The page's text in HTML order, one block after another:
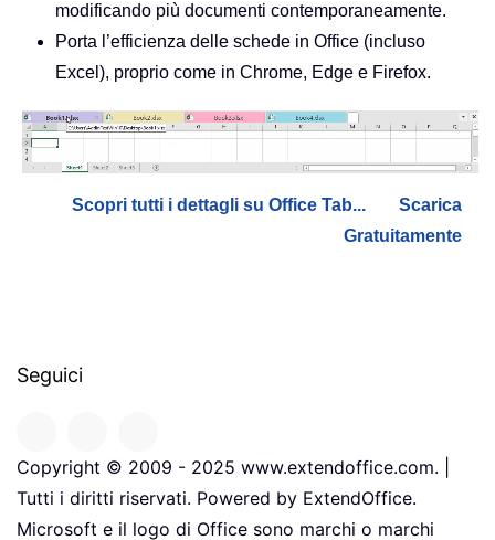
modificando più documenti contemporaneamente.
Porta l’efficienza delle schede in Office (incluso
Excel), proprio come in Chrome, Edge e Firefox.
Scopri tutti i dettagli su Office Tab...
Scarica
Gratuitamente
Seguici
Copyright © 2009 - 2025 www.extendoffice.com. |
Tutti i diritti riservati. Powered by ExtendOffice.
Microsoft e il logo di Office sono marchi o marchi